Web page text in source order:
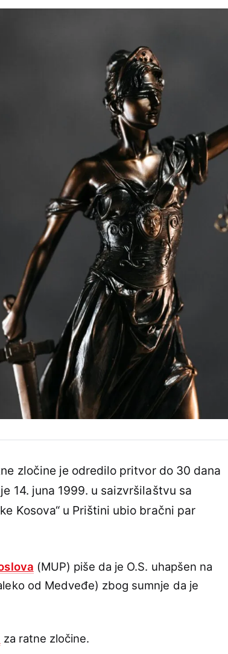
zločine je odredilo pritvor do 30 dana
14. juna 1999. u saizvršilaštvu sa
Kosova“ u Prištini ubio bračni par
(MUP) piše da je O.S. uhapšen na
od Medveđe) zbog sumnje da je
za ratne zločine.